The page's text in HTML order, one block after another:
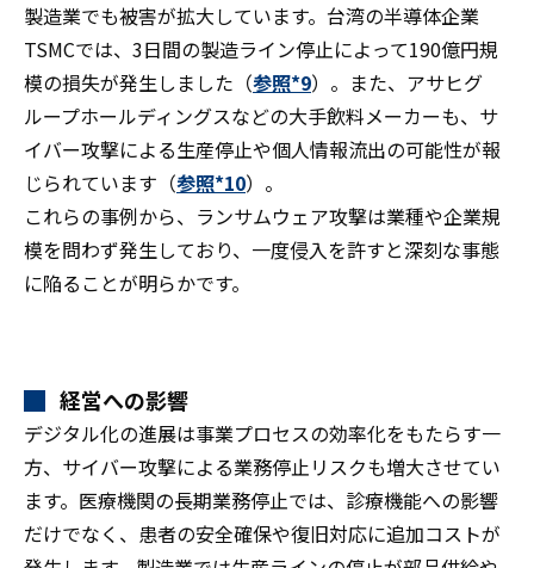
製造業でも被害が拡大しています。台湾の半導体企業
TSMCでは、3日間の製造ライン停止によって190億円規
模の損失が発生しました（参照*9）。また、アサヒグ
ループホールディングスなどの大手飲料メーカーも、サ
イバー攻撃による生産停止や個人情報流出の可能性が報
じられています（参照*10）。
これらの事例から、ランサムウェア攻撃は業種や企業規
模を問わず発生しており、一度侵入を許すと深刻な事態
に陥ることが明らかです。
経営への影響
デジタル化の進展は事業プロセスの効率化をもたらす一
方、サイバー攻撃による業務停止リスクも増大させてい
ます。医療機関の長期業務停止では、診療機能への影響
だけでなく、患者の安全確保や復旧対応に追加コストが